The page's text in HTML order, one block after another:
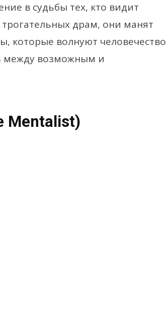
в судьбы тех, кто видит
драм, они манят
которые волнуют человечество
между возможным и
Mentalist)